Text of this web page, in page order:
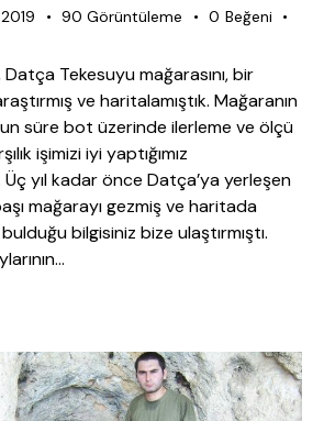
90 Görüntüleme 0 Beğeni
Datça Tekesuyu mağarasını, bir
ve haritalamıştık. Mağaranın
süre bot üzerinde ilerleme ve ölçü
işimizi iyi yaptığımız
yıl kadar önce Datça’ya yerleşen
mağarayı gezmiş ve haritada
bilgisiniz bize ulaştırmıştı.